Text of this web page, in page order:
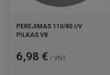
PERĖJIMAS 110/80 I/V
PILKAS V8
Kaina
6,98 € / VNT